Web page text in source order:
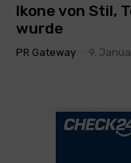
Ikone von Stil,
wurde
PR Gateway 9.